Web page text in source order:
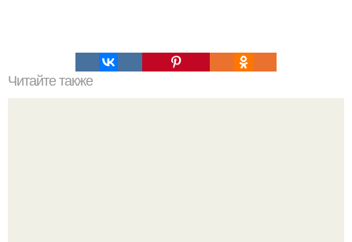
Читайте также